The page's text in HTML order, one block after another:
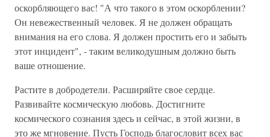
оскорбляющего вас! "А что такого в этом оскорблении?
Он невежественный человек. Я не должен обращать
внимания на его слова. Я должен простить его и забыть
этот инцидент", - таким великодушным должно быть
ваше отношение.
Растите в добродетели. Расширяйте свое сердце.
Развивайте космическую любовь. Достигните
космического сознания здесь и сейчас, в этой жизни, в
это же мгновение. Пусть Господь благословит всех вас